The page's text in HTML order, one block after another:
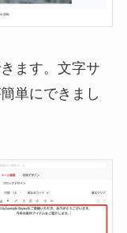
ます。文字サ
単にできまし